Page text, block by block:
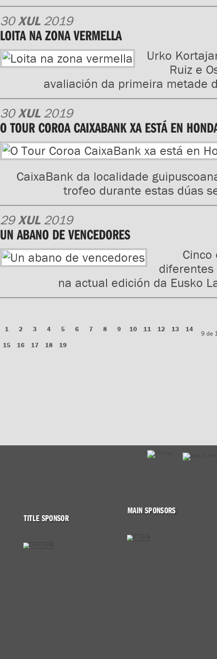
30XUL2019
LOITA NA ZONA VERMELLA
Urko
Ruiz e
avaliación da primeira metade
30XUL2019
O TOUR COROA CAIXABANK XA ESTÁ EN
CaixaBank da localidade
trofeo durante estas dúas
29XUL2019
UN ABANO DE VENCEDORES
Cinco
na actual edición da Eusko
9 de
1 2 3 4 5 6 7 8 9 10 11 12 13
14
15
16 17 18 19
TITLE SPONSOR
MAIN SPONSORS